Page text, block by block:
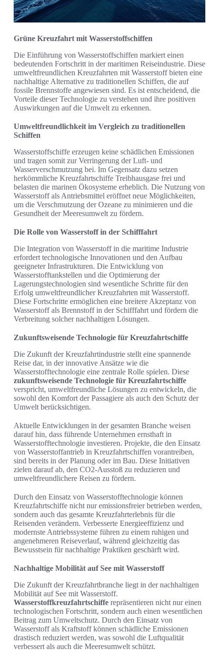
Grüne Kreuzfahrt mit Wasserstoffschiffen
Die Einführung von Wasserstoffschiffen markiert einen
bedeutenden Fortschritt in der maritimen Reiseindustrie. Diese
umweltfreundlichen Kreuzfahrten mit Wasserstoff bieten eine
nachhaltige Alternative zu traditionellen Schiffen, die auf
fossile Brennstoffe angewiesen sind. Es ist entscheidend, die
Vorteile dieser Technologie zu verstehen und ihre positiven
Auswirkungen auf die Umwelt zu erkennen.
Umweltfreundlichkeit im Vergleich zu traditionellen
Schiffen
Wasserstoffschiffe erzeugen keine schädlichen Emissionen
und tragen somit zur Verringerung der Luft- und
Wasserverschmutzung bei. Im Gegensatz dazu setzen
herkömmliche Kreuzfahrtschiffe Treibhausgase frei und
belasten die marinen Ökosysteme erheblich. Die Nutzung von
Wasserstoff als Antriebsmittel eröffnet neue Möglichkeiten,
um die Verschmutzung der Ozeane zu minimieren und die
Gesundheit der Meeresumwelt zu fördern.
Die Rolle von Wasserstoff in der Schifffahrt
Die Integration von Wasserstoff in die maritime Industrie
erfordert technologische Innovationen und den Aufbau
geeigneter Infrastrukturen. Die Entwicklung von
Wasserstofftankstellen und die Optimierung der
Lagerungstechnologien sind wesentliche Schritte für den
Erfolg umweltfreundlicher Kreuzfahrten mit Wasserstoff.
Diese Fortschritte ermöglichen eine breitere Akzeptanz von
Wasserstoff als Brennstoff in der Schifffahrt und fördern die
Verbreitung solcher nachhaltigen Lösungen.
Zukunftsweisende Technologie für Kreuzfahrtschiffe
Die Zukunft der Kreuzfahrtindustrie stellt eine spannende
Reise dar, in der innovative Ansätze wie die
Wasserstofftechnologie eine zentrale Rolle spielen. Diese
zukunftsweisende Technologie für Kreuzfahrtschiffe
verspricht, umweltfreundliche Lösungen zu entwickeln, die
sowohl den Komfort der Passagiere als auch den Schutz der
Umwelt berücksichtigen.
Aktuelle Entwicklungen in der gesamten Branche weisen
darauf hin, dass führende Unternehmen ernsthaft in
Wasserstofftechnologie investieren. Projekte, die den Einsatz
von Wasserstoffantrieb in Kreuzfahrtschiffen vorantreiben,
sind bereits in der Planung oder im Bau. Diese Initiativen
zielen darauf ab, den CO2-Ausstoß zu reduzieren und
umweltfreundlichere Reisen zu fördern.
Durch den Einsatz von Wasserstofftechnologie können
Kreuzfahrtschiffe nicht nur emissionsfreier betrieben werden,
sondern auch das gesamte Kreuzfahrterlebnis für die
Reisenden verändern. Verbesserte Energieeffizienz und
modernste Antriebssysteme führen zu einem ruhigen und
angenehmeren Reiseverlauf, während gleichzeitig das
Bewusstsein für nachhaltige Praktiken geschärft wird.
Nachhaltige Mobilität auf See mit Wasserstoff
Die Zukunft der Kreuzfahrtbranche liegt in der nachhaltigen
Mobilität auf See mit Wasserstoff.
Wasserstoffkreuzfahrtschiffe repräsentieren nicht nur einen
technologischen Fortschritt, sondern auch einen wesentlichen
Beitrag zum Umweltschutz. Durch den Einsatz von
Wasserstoff als Kraftstoff können schädliche Emissionen
drastisch reduziert werden, was sowohl die Luftqualität
verbessert als auch die Meeresumwelt schützt.